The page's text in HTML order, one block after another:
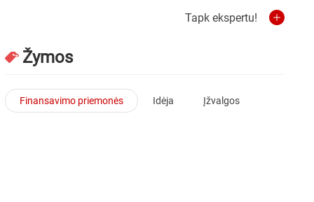
Tapk ekspertu!
Žymos
Finansavimo priemonės Idėja Įžvalgos